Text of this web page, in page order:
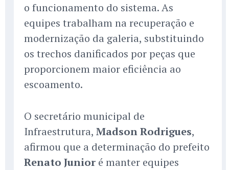
o funcionamento do sistema. As
equipes trabalham na recuperação e
modernização da galeria, substituindo
os trechos danificados por peças que
proporcionem maior eficiência ao
escoamento.
O secretário municipal de
Infraestrutura, Madson Rodrigues,
afirmou que a determinação do prefeito
Renato Junior é manter equipes